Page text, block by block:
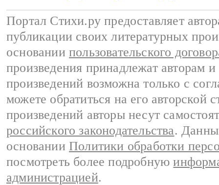
Портал Стихи.ру предоставляет
публикации своих литературных
основании пользовательского
произведения принадлежат авторам
произведений возможна только с
можете обратиться на его авторской
произведений авторы несут
российского законодательства.
основании Политики обработки
посмотреть более подробную
администрацией.